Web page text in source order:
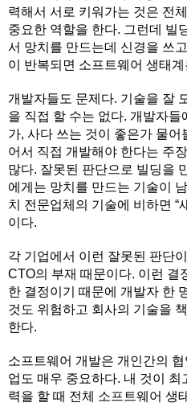
력해서 서로 키워가는 것은 전
중요한 역할을 한다. 그런데 빌
서 망치를 만드는데 신경을 쓰
이 반복되면 소프트웨어 생태
개발자들도 문제다. 기술을 잘
을 직접 할 수는 없다. 개발자
가, 사다 쓰는 것이 좋은가 물
어서 직접 개발해야 한다는 주
많다. 잘못된 판단으로 빌딩을
에게는 망치를 만드는 기술이
치 전문업체의 기술에 비하면 “
이다.
각 기업에서 이런 잘못된 판단
CTO의 부재 때문이다. 이런 결
한 결정이기 때문에 개발자 한
것도 위험하고 회사의 기술을
한다.
소프트웨어 개발은 개인간의
업도 매우 중요하다. 내 것이
력을 할 때 전체 소프트웨어 생